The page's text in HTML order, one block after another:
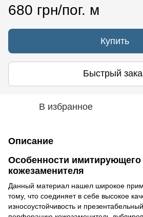
680 грн/пог. м
Купить
Быстрый
В избранное
Описание
Особенности
кожезаменителя
Данный материал нашел широкое
тому, что соединяет в себе высокое
износоустойчивость и